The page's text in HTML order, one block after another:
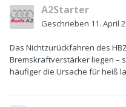
A2Starter
Geschrieben 11. April
Das Nichtzurückfahren des
Bremskraftverstärker liegen –
häufiger die Ursache für heiß